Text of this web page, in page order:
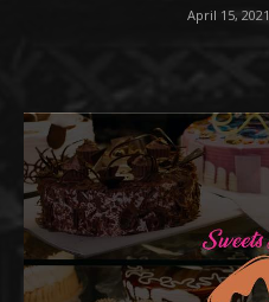
April 15, 2021